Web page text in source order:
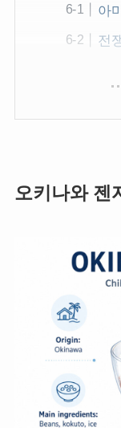
아
전
오키나와 젠